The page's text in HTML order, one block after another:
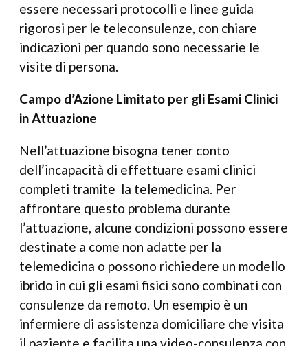
essere necessari protocolli e linee guida
rigorosi per le teleconsulenze, con chiare
indicazioni per quando sono necessarie le
visite di persona.
Campo d’Azione Limitato per gli Esami Clinici
in Attuazione
Nell’attuazione bisogna tener conto
dell’incapacità di effettuare esami clinici
completi tramite la telemedicina. Per
affrontare questo problema durante
l’attuazione, alcune condizioni possono essere
destinate a come non adatte per la
telemedicina o possono richiedere un modello
ibrido in cui gli esami fisici sono combinati con
consulenze da remoto. Un esempio è un
infermiere di assistenza domiciliare che visita